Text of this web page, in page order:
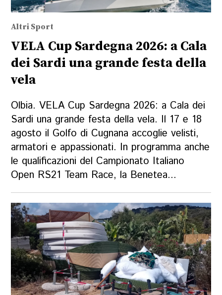
Altri Sport
VELA Cup Sardegna 2026: a Cala
dei Sardi una grande festa della
vela
Olbia. VELA Cup Sardegna 2026: a Cala dei
Sardi una grande festa della vela. Il 17 e 18
agosto il Golfo di Cugnana accoglie velisti,
armatori e appassionati. In programma anche
le qualificazioni del Campionato Italiano
Open RS21 Team Race, la Benetea...